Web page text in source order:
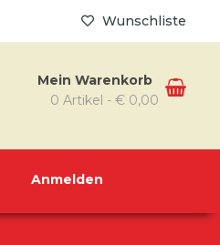
Wunschliste
Mein Warenkorb
0 Artikel - €0,00
Anmelden